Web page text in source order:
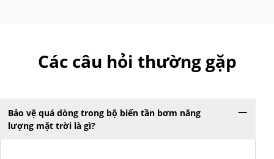
Các câu hỏi thường gặp
Bảo vệ quá dòng trong bộ biến tần bơm năng
lượng mặt trời là gì?